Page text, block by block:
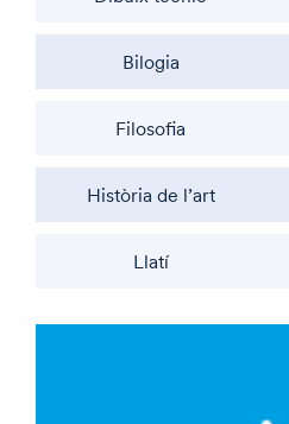
Bilogia
Filosofia
Història de l’art
Llatí